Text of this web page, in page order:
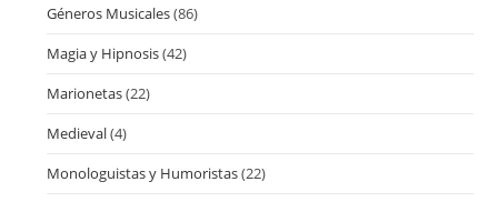
Géneros Musicales(86)
Magia y Hipnosis(42)
Marionetas(22)
Medieval(4)
Monologuistas y Humoristas(22)